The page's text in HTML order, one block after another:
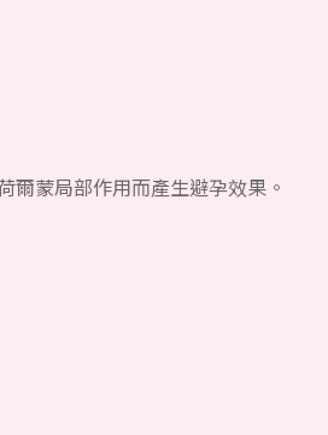
蒙局部作用而產生避孕效果。